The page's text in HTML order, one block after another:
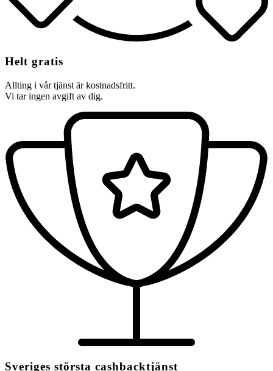
Helt gratis
Allting i vår tjänst är kostnadsfritt.
Vi tar ingen avgift av dig.
Sveriges största cashbacktjänst